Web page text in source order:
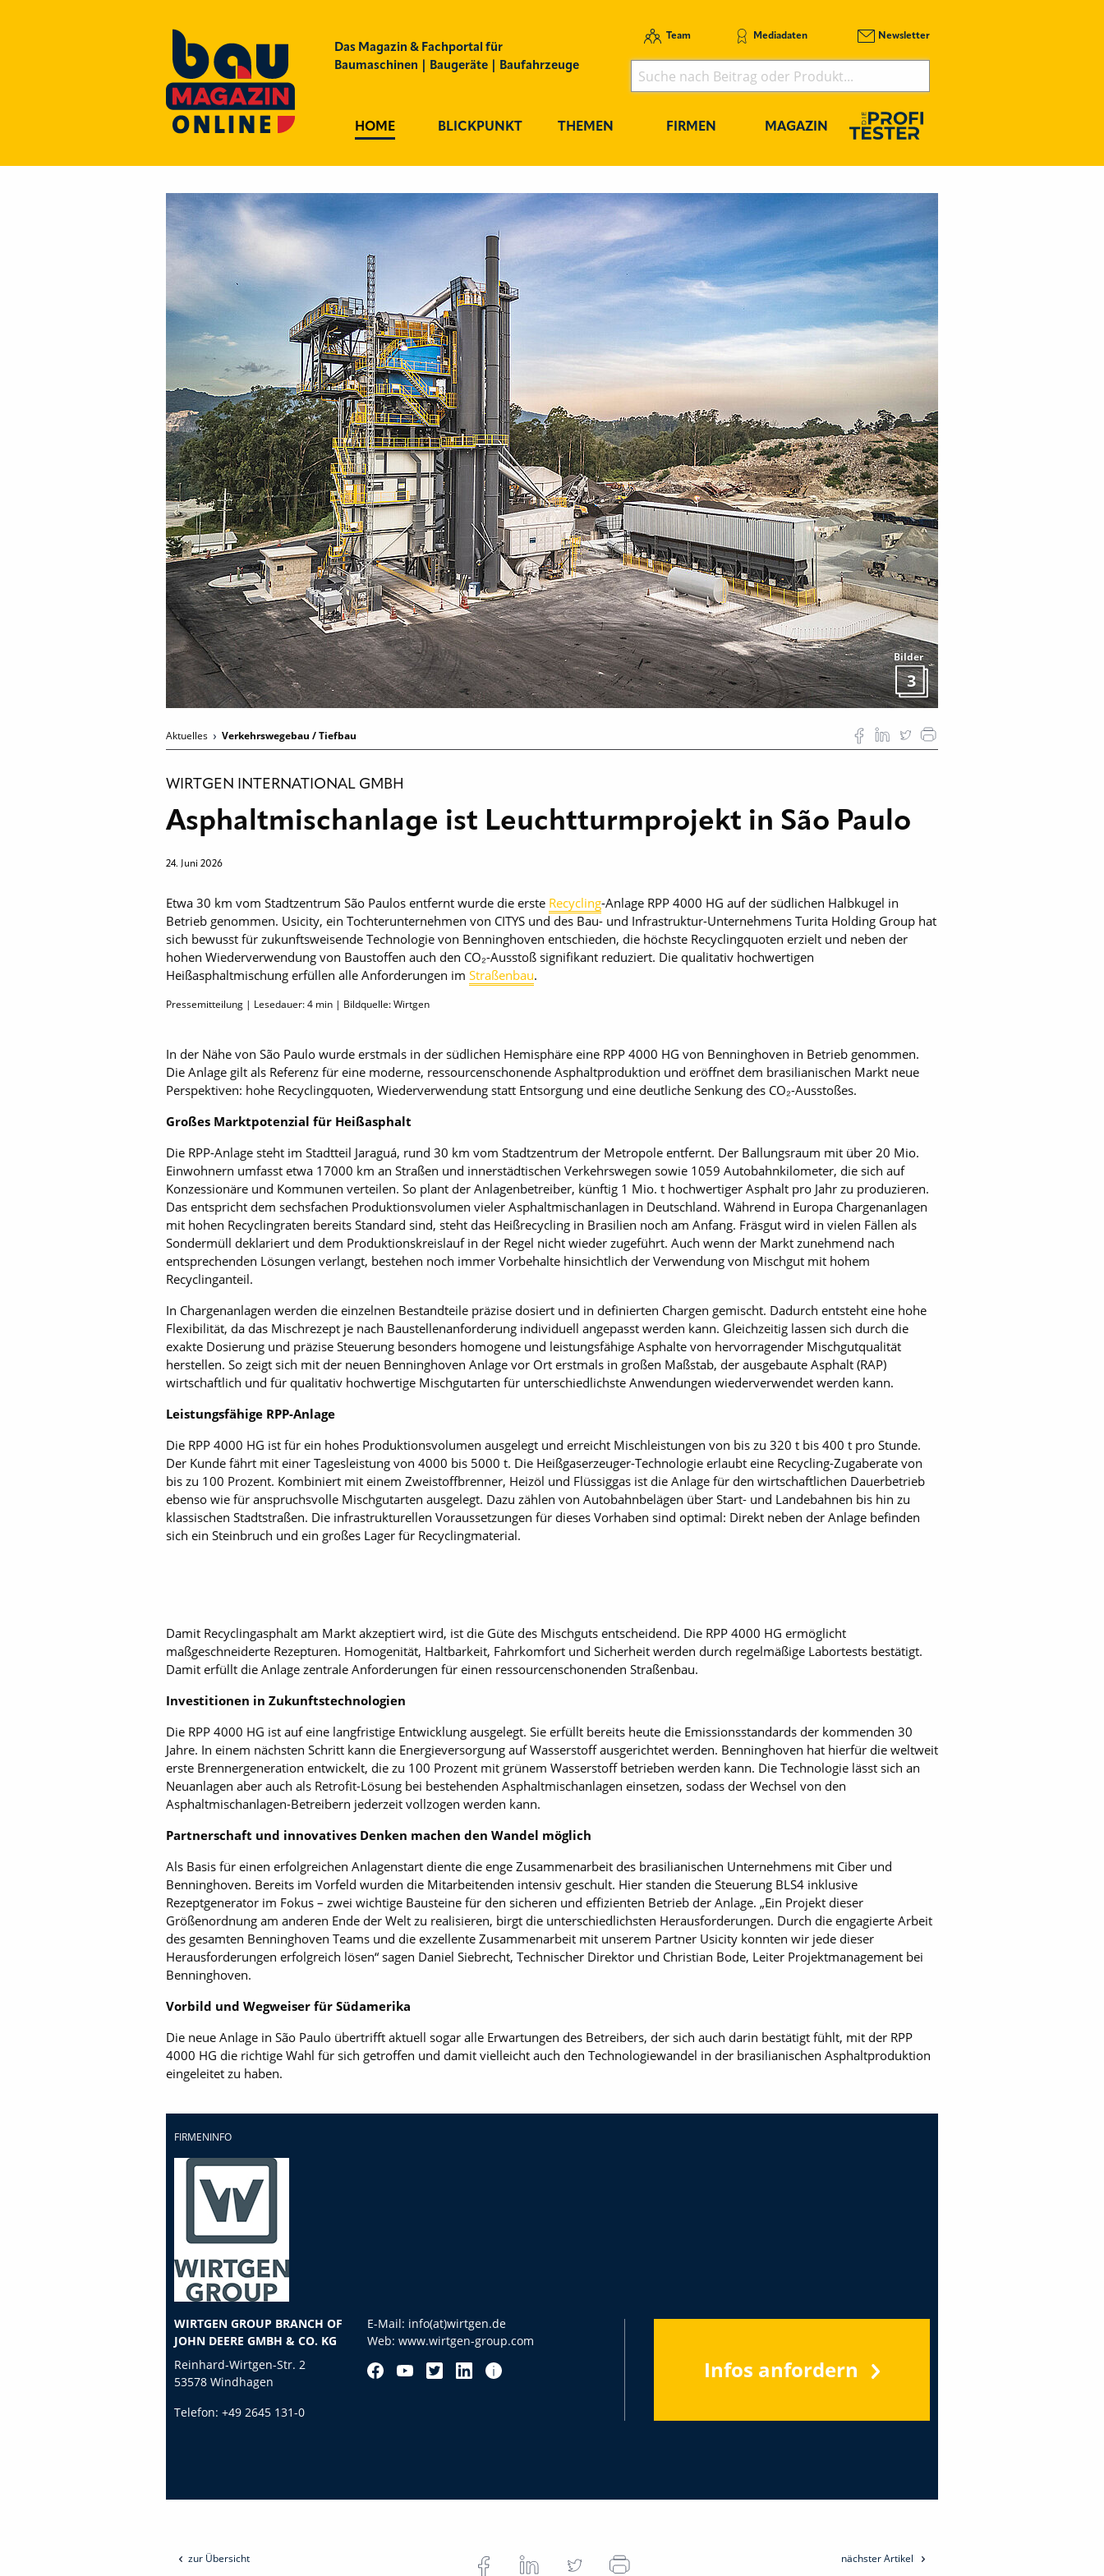
Das Magazin & Fachportal für
Baumaschinen | Baugeräte | Baufahrzeuge
Team Mediadaten Newsletter
HOME BLICKPUNKT THEMEN FIRMEN MAGAZIN
Bilder
3
Aktuelles Verkehrswegebau / Tiefbau
WIRTGEN INTERNATIONAL GMBH
Asphaltmischanlage ist Leuchtturmprojekt in São Paulo
24. Juni 2026
Etwa 30 km vom Stadtzentrum São Paulos entfernt wurde die erste Recycling-Anlage RPP 4000 HG auf der südlichen Halbkugel in
Betrieb genommen. Usicity, ein Tochterunternehmen von CITYS und des Bau- und Infrastruktur-Unternehmens Turita Holding Group hat
sich bewusst für zukunftsweisende Technologie von Benninghoven entschieden, die höchste Recyclingquoten erzielt und neben der
hohen Wiederverwendung von Baustoffen auch den CO₂-Ausstoß signifikant reduziert. Die qualitativ hochwertigen
Heißasphaltmischung erfüllen alle Anforderungen im Straßenbau.
Pressemitteilung | Lesedauer:4 min | Bildquelle: Wirtgen
In der Nähe von São Paulo wurde erstmals in der südlichen Hemisphäre eine RPP 4000 HG von Benninghoven in Betrieb genommen.
Die Anlage gilt als Referenz für eine moderne, ressourcenschonende Asphaltproduktion und eröffnet dem brasilianischen Markt neue
Perspektiven: hohe Recyclingquoten, Wiederverwendung statt Entsorgung und eine deutliche Senkung des CO₂-Ausstoßes.
Großes Marktpotenzial für Heißasphalt
Die RPP-Anlage steht im Stadtteil Jaraguá, rund 30 km vom Stadtzentrum der Metropole entfernt. Der Ballungsraum mit über 20 Mio.
Einwohnern umfasst etwa 17000 km an Straßen und innerstädtischen Verkehrswegen sowie 1059 Autobahnkilometer, die sich auf
Konzessionäre und Kommunen verteilen. So plant der Anlagenbetreiber, künftig 1 Mio. t hochwertiger Asphalt pro Jahr zu produzieren.
Das entspricht dem sechsfachen Produktionsvolumen vieler Asphaltmischanlagen in Deutschland. Während in Europa Chargenanlagen
mit hohen Recyclingraten bereits Standard sind, steht das Heißrecycling in Brasilien noch am Anfang. Fräsgut wird in vielen Fällen als
Sondermüll deklariert und dem Produktionskreislauf in der Regel nicht wieder zugeführt. Auch wenn der Markt zunehmend nach
entsprechenden Lösungen verlangt, bestehen noch immer Vorbehalte hinsichtlich der Verwendung von Mischgut mit hohem
Recyclinganteil.
In Chargenanlagen werden die einzelnen Bestandteile präzise dosiert und in definierten Chargen gemischt. Dadurch entsteht eine hohe
Flexibilität, da das Mischrezept je nach Baustellenanforderung individuell angepasst werden kann. Gleichzeitig lassen sich durch die
exakte Dosierung und präzise Steuerung besonders homogene und leistungsfähige Asphalte von hervorragender Mischgutqualität
herstellen. So zeigt sich mit der neuen Benninghoven Anlage vor Ort erstmals in großen Maßstab, der ausgebaute Asphalt (RAP)
wirtschaftlich und für qualitativ hochwertige Mischgutarten für unterschiedlichste Anwendungen wiederverwendet werden kann.
Leistungsfähige RPP-Anlage
Die RPP 4000 HG ist für ein hohes Produktionsvolumen ausgelegt und erreicht Mischleistungen von bis zu 320 t bis 400 t pro Stunde.
Der Kunde fährt mit einer Tagesleistung von 4000 bis 5000 t. Die Heißgaserzeuger-Technologie erlaubt eine Recycling-Zugaberate von
bis zu 100 Prozent. Kombiniert mit einem Zweistoffbrenner, Heizöl und Flüssiggas ist die Anlage für den wirtschaftlichen Dauerbetrieb
ebenso wie für anspruchsvolle Mischgutarten ausgelegt. Dazu zählen von Autobahnbelägen über Start- und Landebahnen bis hin zu
klassischen Stadtstraßen. Die infrastrukturellen Voraussetzungen für dieses Vorhaben sind optimal: Direkt neben der Anlage befinden
sich ein Steinbruch und ein großes Lager für Recyclingmaterial.
Damit Recyclingasphalt am Markt akzeptiert wird, ist die Güte des Mischguts entscheidend. Die RPP 4000 HG ermöglicht
maßgeschneiderte Rezepturen. Homogenität, Haltbarkeit, Fahrkomfort und Sicherheit werden durch regelmäßige Labortests bestätigt.
Damit erfüllt die Anlage zentrale Anforderungen für einen ressourcenschonenden Straßenbau.
Investitionen in Zukunftstechnologien
Die RPP 4000 HG ist auf eine langfristige Entwicklung ausgelegt. Sie erfüllt bereits heute die Emissionsstandards der kommenden 30
Jahre. In einem nächsten Schritt kann die Energieversorgung auf Wasserstoff ausgerichtet werden. Benninghoven hat hierfür die weltweit
erste Brennergeneration entwickelt, die zu 100 Prozent mit grünem Wasserstoff betrieben werden kann. Die Technologie lässt sich an
Neuanlagen aber auch als Retrofit-Lösung bei bestehenden Asphaltmischanlagen einsetzen, sodass der Wechsel von den
Asphaltmischanlagen-Betreibern jederzeit vollzogen werden kann.
Partnerschaft und innovatives Denken machen den Wandel möglich
Als Basis für einen erfolgreichen Anlagenstart diente die enge Zusammenarbeit des brasilianischen Unternehmens mit Ciber und
Benninghoven. Bereits im Vorfeld wurden die Mitarbeitenden intensiv geschult. Hier standen die Steuerung BLS4 inklusive
Rezeptgenerator im Fokus – zwei wichtige Bausteine für den sicheren und effizienten Betrieb der Anlage. „Ein Projekt dieser
Größenordnung am anderen Ende der Welt zu realisieren, birgt die unterschiedlichsten Herausforderungen. Durch die engagierte Arbeit
des gesamten Benninghoven Teams und die exzellente Zusammenarbeit mit unserem Partner Usicity konnten wir jede dieser
Herausforderungen erfolgreich lösen“ sagen Daniel Siebrecht, Technischer Direktor und Christian Bode, Leiter Projektmanagement bei
Benninghoven.
Vorbild und Wegweiser für Südamerika
Die neue Anlage in São Paulo übertrifft aktuell sogar alle Erwartungen des Betreibers, der sich auch darin bestätigt fühlt, mit der RPP
4000 HG die richtige Wahl für sich getroffen und damit vielleicht auch den Technologiewandel in der brasilianischen Asphaltproduktion
eingeleitet zu haben.
FIRMENINFO
WIRTGEN GROUP BRANCH OF
JOHN DEERE GMBH & CO. KG
Reinhard-Wirtgen-Str. 2
53578 Windhagen
Telefon: +49 2645 131-0
E-Mail: info(at)wirtgen.de
Web: www.wirtgen-group.com
Infos anfordern
zur Übersicht nächster Artikel